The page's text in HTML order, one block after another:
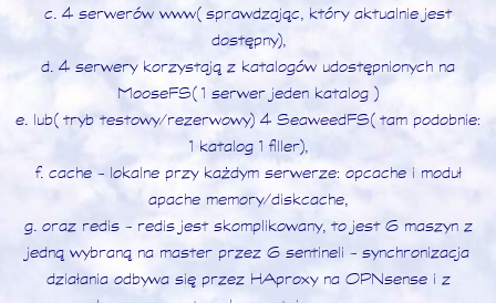
c. 4 serwerów www (sprawdzając, który aktualnie jest
dostępny),
d. 4 serwery korzystają z katalogów udostępnionych na
MooseFS (1 serwer jeden katalog )
e. lub (tryb testowy/rezerwowy) 4 SeaweedFS (tam podobnie:
1 katalog 1 filler),
f. cache - lokalne przy każdym serwerze: opcache i moduł
apache memory/diskcache,
g. oraz redis - redis jest skomplikowany, to jest 6 maszyn z
jedną wybraną na master przez 6 sentineli - synchronizacja
działania odbywa się przez HAproxy na OPNsense i z